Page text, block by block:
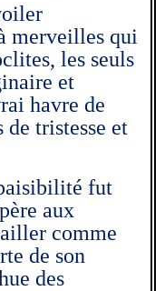
merveilles qui
les seuls
et
havre de
de tristesse et
fut
aux
comme
de son
des